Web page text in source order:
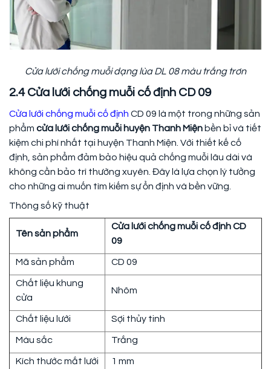
Cửa lưới chống muỗi dạng lùa DL 08 màu trắng trơn
2.4 Cửa lưới chống muỗi cố định CD 09
Cửa lưới chống muỗi cố định CD 09 là một trong những sản
phẩm cửa lưới chống muỗi huyện Thanh Miện bền bỉ và tiết
kiệm chi phí nhất tại huyện Thanh Miện. Với thiết kế cố
định, sản phẩm đảm bảo hiệu quả chống muỗi lâu dài và
không cần bảo trì thường xuyên. Đây là lựa chọn lý tưởng
cho những ai muốn tìm kiếm sự ổn định và bền vững.
Thông số kỹ thuật
Tên sản phẩm
Cửa lưới chống muỗi cố định CD
09
Mã sản phẩm CD 09
Chất liệu khung
cửa
Nhôm
Chất liệu lưới Sợi thủy tinh
Màu sắc Trắng
Kích thước mắt lưới 1 mm